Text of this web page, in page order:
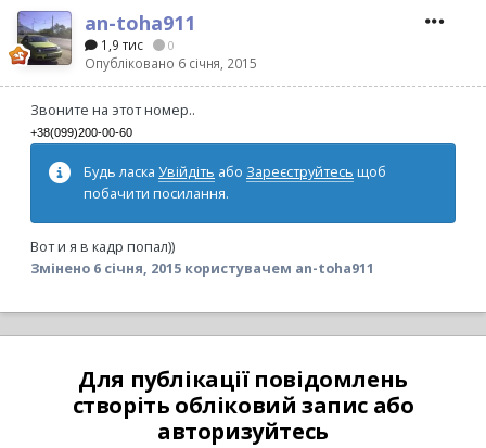
an-toha911
1,9 тис 0
Опубліковано 6 січня, 2015
Звоните на этот номер..
+38(099)200-00-60
Будь ласка Увійдіть або Зареєструйтесь щоб
побачити посилання.
Вот и я в кадр попал))
Змінено 6 січня, 2015 користувачем an-toha911
Для публікації повідомлень
створіть обліковий запис або
авторизуйтесь